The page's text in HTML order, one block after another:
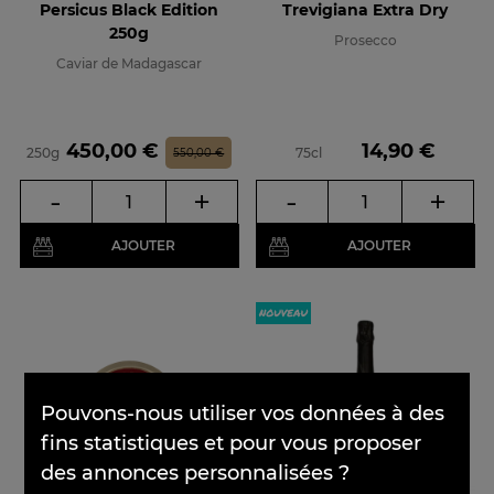
Persicus Black Edition
250g
Caviar de Madagascar
250g Prix
450,00 €Prix de base
550,00 €
- +
AJOUTER
Trevigiana Extra Dry
Prosecco
75cl Prix
14,90 €
- +
AJOUTER
Pouvons-nous utiliser vos données à des
fins statistiques et pour vous proposer
des annonces personnalisées ?